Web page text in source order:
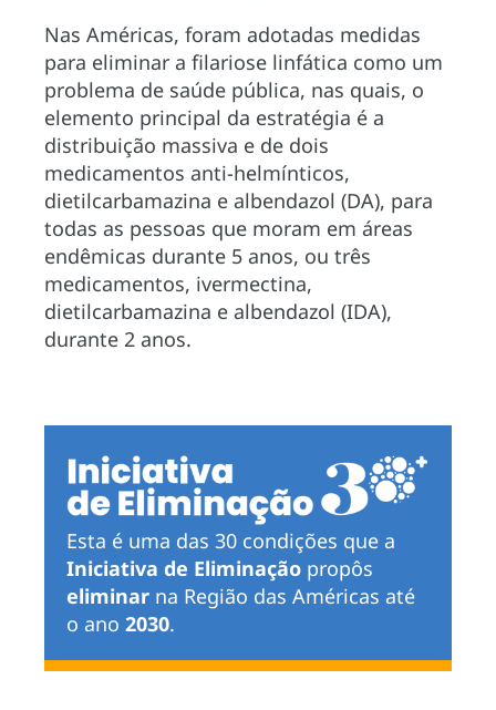
Nas Américas, foram adotadas medidas
para eliminar a filariose linfática como um
problema de saúde pública, nas quais, o
elemento principal da estratégia é a
distribuição massiva e de dois
medicamentos anti-helmínticos,
dietilcarbamazina e albendazol (DA), para
todas as pessoas que moram em áreas
endêmicas durante 5 anos, ou três
medicamentos, ivermectina,
dietilcarbamazina e albendazol (IDA),
durante 2 anos.
Esta é uma das 30 condições que a
Iniciativa de Eliminação propôs
eliminar na Região das Américas até
o ano 2030.